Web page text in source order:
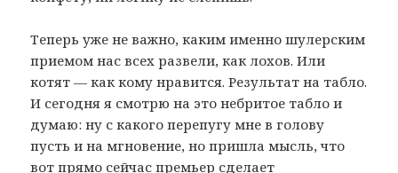
Теперь уже не важно, каким именно шулерским
приемом нас всех развели, как лохов. Или
котят — как кому нравится. Результат на табло.
И сегодня я смотрю на это небритое табло и
думаю: ну с какого перепугу мне в голову
пусть и на мгновение, но пришла мысль, что
вот прямо сейчас премьер сделает